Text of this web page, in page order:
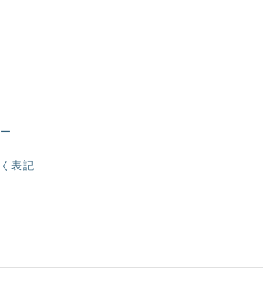
表記